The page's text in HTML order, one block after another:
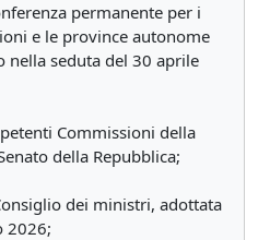
permanente per i
e le province autonome
nella seduta del 30 aprile
Commissioni della
della Repubblica;
dei ministri, adottata
2026;